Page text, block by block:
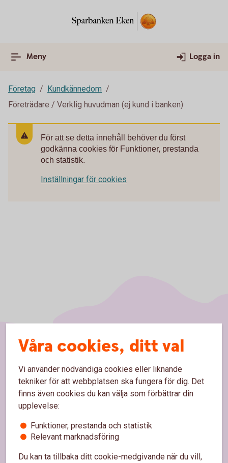
Meny Logga in
Företag
Kundkännedom
Företrädare / Verklig huvudman (ej kund i banken)
För att se detta innehåll behöver du först
godkänna cookies för Funktioner, prestanda
och statistik.
Inställningar för cookies
Våra cookies, ditt val
Vi använder nödvändiga cookies eller liknande
tekniker för att webbplatsen ska fungera för dig. Det
finns även cookies du kan välja som förbättrar din
upplevelse:
Funktioner, prestanda och statistik
Relevant marknadsföring
Du kan ta tillbaka ditt cookie-medgivande när du vill,
Hitta snabbt
Kontakta oss
Spärrhjälp
Priser, räntor och kurser för privatpersoner
Räntor, priser och kurser för företag